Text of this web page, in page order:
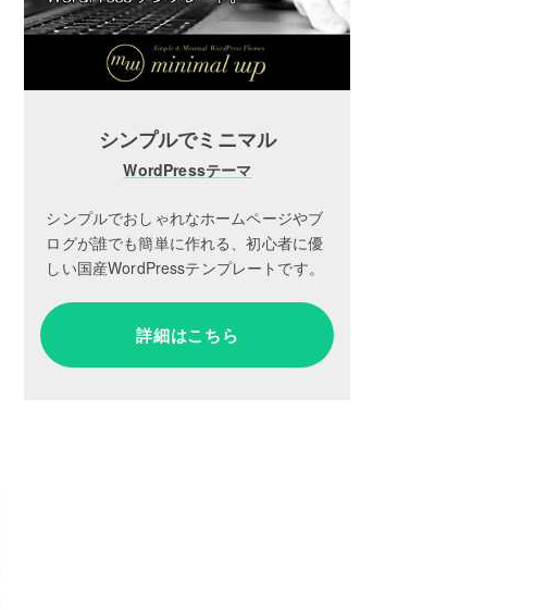
シンプルでミニマル
WordPressテーマ
シンプルでおしゃれなホームページやブ
ログが誰でも簡単に作れる、初心者に優
しい国産WordPressテンプレートです。
詳細はこちら